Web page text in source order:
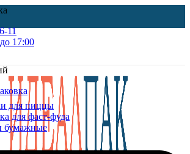
11
17:00
для пиццы
для фаст-фуда
бумажные